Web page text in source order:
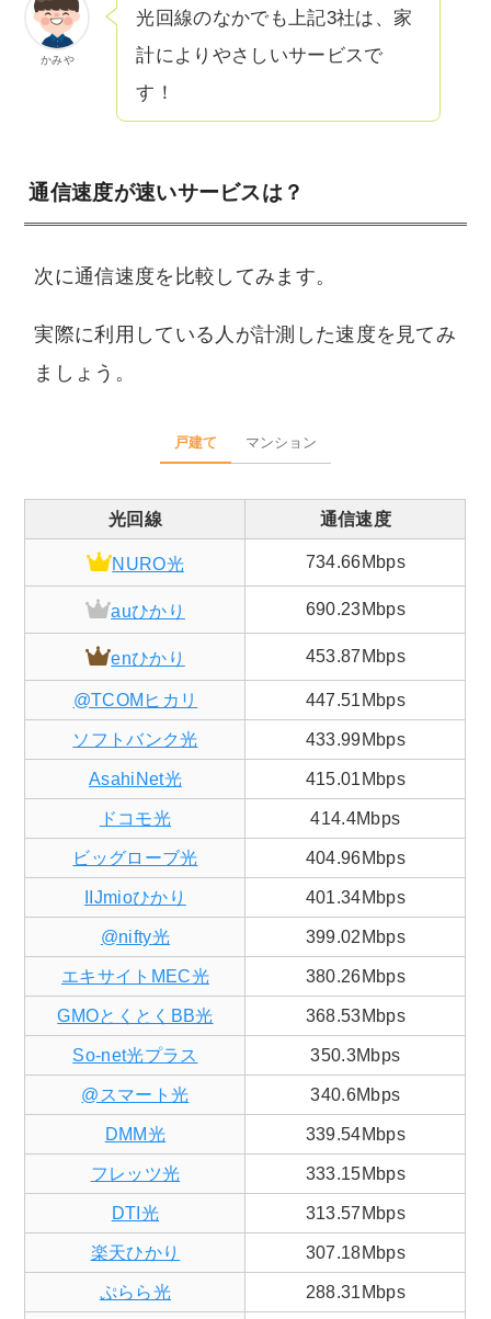
かみや
光回線のなかでも上記3社は、家
計によりやさしいサービスで
す！
通信速度が速いサービスは？
次に通信速度を比較してみます。
実際に利用している人が計測した速度を見てみ
ましょう。
戸建て マンション
光回線 通信速度
NURO光 734.66Mbps
auひかり 690.23Mbps
enひかり 453.87Mbps
@TCOMヒカリ
447.51Mbps
ソフトバンク光
433.99Mbps
AsahiNet光
415.01Mbps
ドコモ光
414.4Mbps
ビッグローブ光
404.96Mbps
IIJmioひかり
401.34Mbps
@nifty光
399.02Mbps
エキサイトMEC光
380.26Mbps
GMOとくとくBB光
368.53Mbps
So-net光プラス
350.3Mbps
@スマート光
340.6Mbps
DMM光
339.54Mbps
フレッツ光
333.15Mbps
DTI光
313.57Mbps
楽天ひかり
307.18Mbps
ぷらら光
288.31Mbps